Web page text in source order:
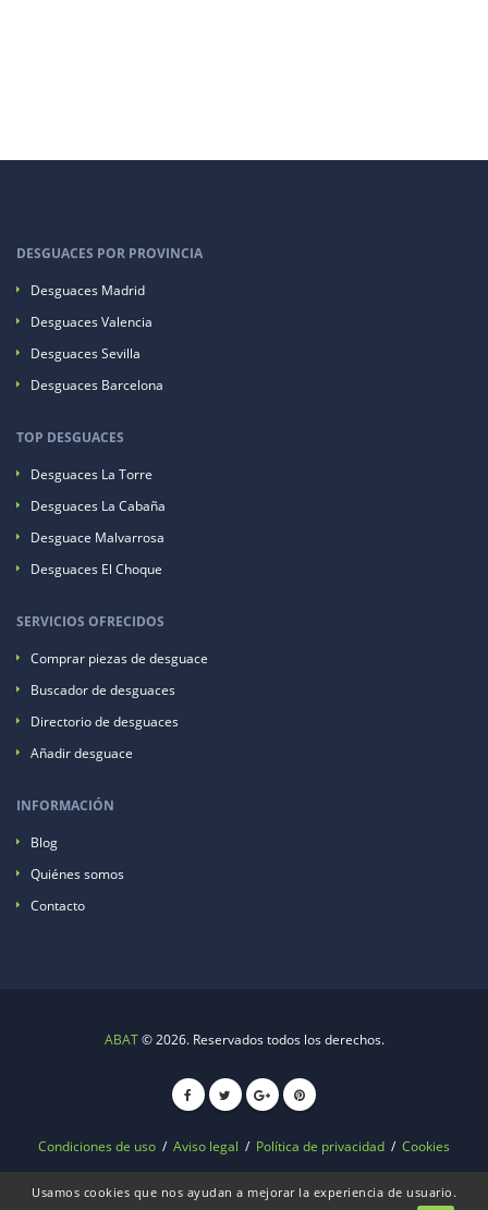
DESGUACES POR PROVINCIA
Desguaces Madrid
Desguaces Valencia
Desguaces Sevilla
Desguaces Barcelona
TOP DESGUACES
Desguaces La Torre
Desguaces La Cabaña
Desguace Malvarrosa
Desguaces El Choque
SERVICIOS OFRECIDOS
Comprar piezas de desguace
Buscador de desguaces
Directorio de desguaces
Añadir desguace
INFORMACIÓN
Blog
Quiénes somos
Contacto
ABAT© 2026. Reservados todos los derechos.
Condiciones de uso / Aviso legal / Política de privacidad / Cookies
Usamos cookies que nos ayudan a mejorar la experiencia de usuario.